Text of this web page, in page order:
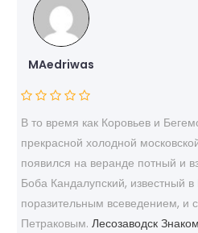
MAedriwas
В то время как Коровьев и
прекрасной холодной
появился на веранде потный и
Боба Кандалупский, известный
поразительным всеведением, и
Петраковым.Лесозаводск